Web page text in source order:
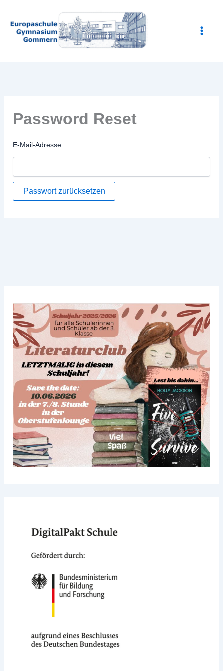
Inhalt
springen
Password Reset
E-Mail-Adresse